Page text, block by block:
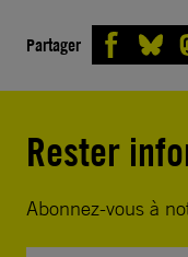
Partager
Rester
Abonnez-vous à